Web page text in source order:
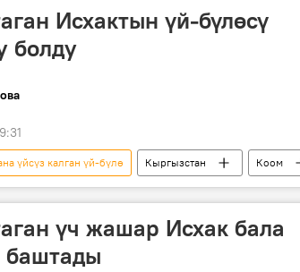
Исхактын үй-бүлөсү
болду
үйсүз калган үй-бүлө Кыргызстан Коом
бала турак үй үй-бүлө
үч жашар Исхак бала
баштады